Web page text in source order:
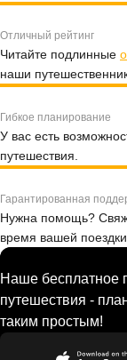
Отличный рейтинг
Читайте подлинные
наши
Гибкое планирование
У вас есть
путешествия.
Гарантированная
Нужна помощь?
время вашей поездки.
Наше бесплатное
путешествия -
таким простым!